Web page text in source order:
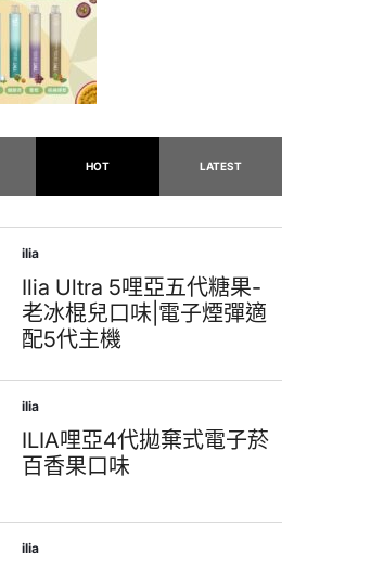
HOT LATEST
Posted
in
ilia
Ilia Ultra 5哩亞五代糖果-
老冰棍兒口味|電子煙彈適
配5代主機
Posted
in
ilia
ILIA哩亞4代拋棄式電子菸
百香果口味
Posted
ilia